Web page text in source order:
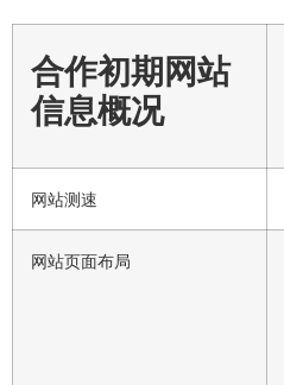
合作初期网站
信息概况
网站测速
网站页面布局